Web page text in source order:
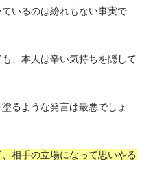
いるのは紛れもない事実で
、本人は辛い気持ちを隠して
るような発言は最悪でしょ
相手の立場になって思いやる